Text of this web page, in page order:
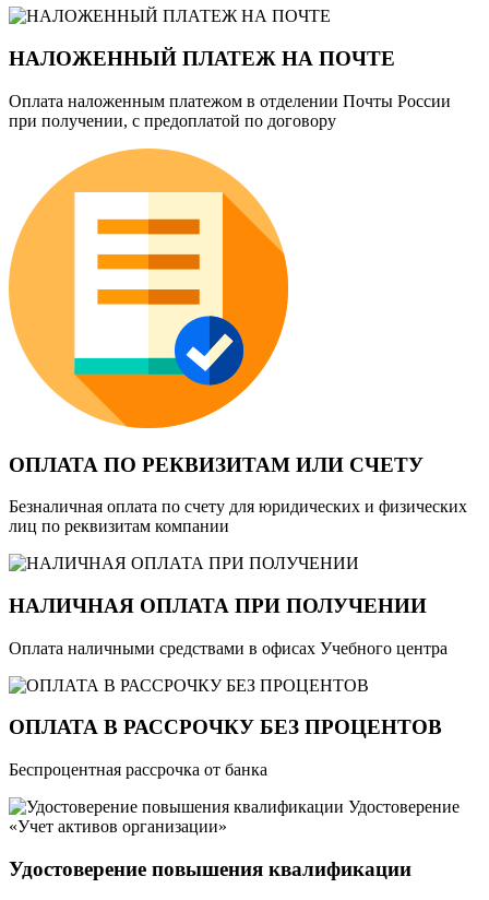
НАЛОЖЕННЫЙ ПЛАТЕЖ НА ПОЧТЕ
Оплата наложенным платежом в отделении Почты России
при получении, с предоплатой по договору
ОПЛАТА ПО РЕКВИЗИТАМ ИЛИ СЧЕТУ
Безналичная оплата по счету для юридических и физических
лиц по реквизитам компании
НАЛИЧНАЯ ОПЛАТА ПРИ ПОЛУЧЕНИИ
Оплата наличными средствами в офисах Учебного центра
ОПЛАТА В РАССРОЧКУ БЕЗ ПРОЦЕНТОВ
Беспроцентная рассрочка от банка
Удостоверение
«Учет активов организации»
Удостоверение повышения квалификации